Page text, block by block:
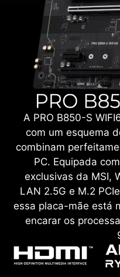
A PRO B850-S
com um esquema
combinam
PC. Equipada
exclusivas da MSI,
LAN 2.5G e M.2
essa placa-mãe está
encarar os